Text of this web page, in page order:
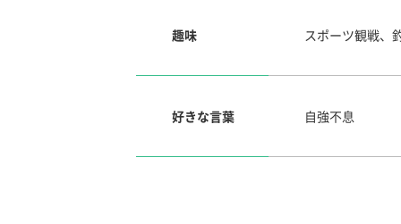
趣味 スポーツ観戦、
好きな言葉 自強不息